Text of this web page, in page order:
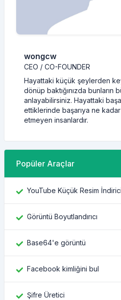
wongcw
CEO / CO-FOUNDER
Hayattaki küçük şeylerden
dönüp baktığınızda bunların
anlayabilirsiniz. Hayattaki
ettiklerinde başarıya ne kadar
etmeyen insanlardır.
Popüler Araçlar
YouTube Küçük Resim
Görüntü Boyutlandırıcı
Base64'e görüntü
Facebook kimliğini bul
Şifre Üretici